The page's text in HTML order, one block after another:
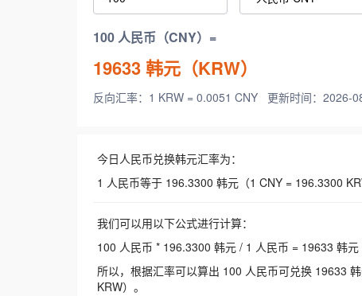
100 人民币（CNY）=
19633韩元（KRW）
反向汇率：1 KRW = 0.0051 CNY 更新时间：2026-
今日人民币兑换韩元汇率为：
1 人民币等于 196.3300 韩元（1 CNY = 196.3300
我们可以用以下公式进行计算：
100 人民币 * 196.3300 韩元 / 1 人民币 = 19633 韩元
所以，根据汇率可以算出 100 人民币可兑换 19633
KRW）。